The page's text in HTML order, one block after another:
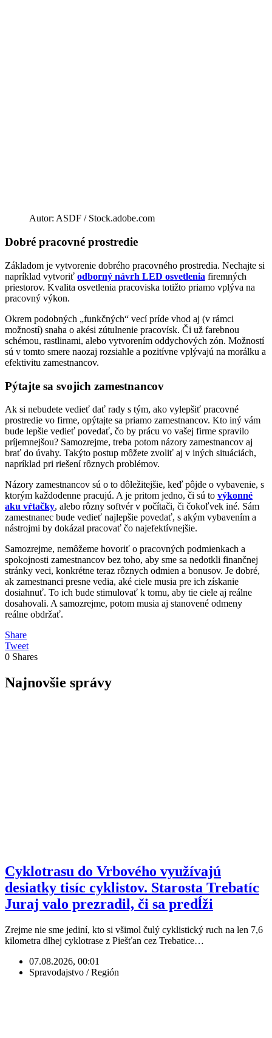
Autor: ASDF / Stock.adobe.com
Dobré pracovné prostredie
Základom je vytvorenie dobrého pracovného prostredia. Nechajte si
napríklad vytvoriť odborný návrh LED osvetlenia firemných
priestorov. Kvalita osvetlenia pracoviska totižto priamo vplýva na
pracovný výkon.
Okrem podobných „funkčných“ vecí príde vhod aj (v rámci
možností) snaha o akési zútulnenie pracovísk. Či už farebnou
schémou, rastlinami, alebo vytvorením oddychových zón. Možností
sú v tomto smere naozaj rozsiahle a pozitívne vplývajú na morálku a
efektivitu zamestnancov.
Pýtajte sa svojich zamestnancov
Ak si nebudete vedieť dať rady s tým, ako vylepšiť pracovné
prostredie vo firme, opýtajte sa priamo zamestnancov. Kto iný vám
bude lepšie vedieť povedať, čo by prácu vo vašej firme spravilo
príjemnejšou? Samozrejme, treba potom názory zamestnancov aj
brať do úvahy. Takýto postup môžete zvoliť aj v iných situáciách,
napríklad pri riešení rôznych problémov.
Názory zamestnancov sú o to dôležitejšie, keď pôjde o vybavenie, s
ktorým každodenne pracujú. A je pritom jedno, či sú to výkonné
aku vŕtačky, alebo rôzny softvér v počítači, či čokoľvek iné. Sám
zamestnanec bude vedieť najlepšie povedať, s akým vybavením a
nástrojmi by dokázal pracovať čo najefektívnejšie.
Samozrejme, nemôžeme hovoriť o pracovných podmienkach a
spokojnosti zamestnancov bez toho, aby sme sa nedotkli finančnej
stránky veci, konkrétne teraz rôznych odmien a bonusov. Je dobré,
ak zamestnanci presne vedia, aké ciele musia pre ich získanie
dosiahnuť. To ich bude stimulovať k tomu, aby tie ciele aj reálne
dosahovali. A samozrejme, potom musia aj stanovené odmeny
reálne obdržať.
Share
Tweet
0 Shares
Najnovšie správy
Cyklotrasu do Vrbového využívajú
desiatky tisíc cyklistov. Starosta Trebatíc
Juraj valo prezradil, či sa predĺži
Zrejme nie sme jediní, kto si všimol čulý cyklistický ruch na len 7,6
kilometra dlhej cyklotrase z Piešťan cez Trebatice…
07.08.2026, 00:01
Spravodajstvo / Región